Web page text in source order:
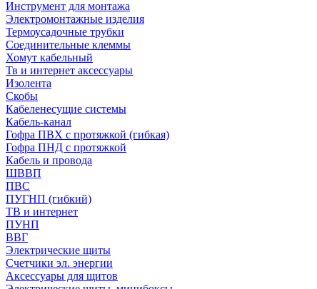
Инструмент для монтажа
Электромонтажные изделия
Термоусадочные трубки
Соединительные клеммы
Хомут кабельный
Тв и интернет аксессуары
Изолента
Скобы
Кабеленесущие системы
Кабель-канал
Гофра ПВХ с протяжкой (гибкая)
Гофра ПНД с протяжкой
Кабель и провода
ШВВП
ПВС
ПУГНП (гибкий)
ТВ и интернет
ПУНП
ВВГ
Электрические щиты
Счетчики эл. энергии
Аксессуары для щитов